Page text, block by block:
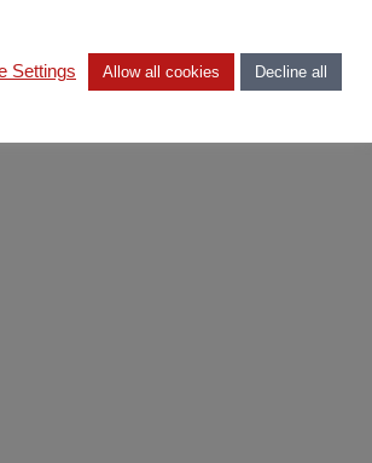
NB
Settings Allow all cookies Decline all